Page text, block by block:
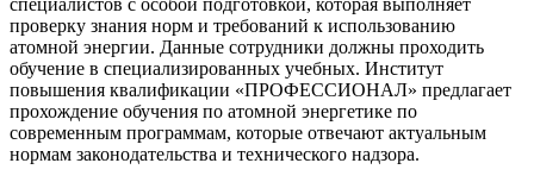
проверку знания норм и требований к использованию
атомной энергии. Данные сотрудники должны проходить
обучение в специализированных учебных. Институт
повышения квалификации «ПРОФЕССИОНАЛ» предлагает
прохождение обучения по атомной энергетике по
современным программам, которые отвечают актуальным
нормам законодательства и технического надзора.